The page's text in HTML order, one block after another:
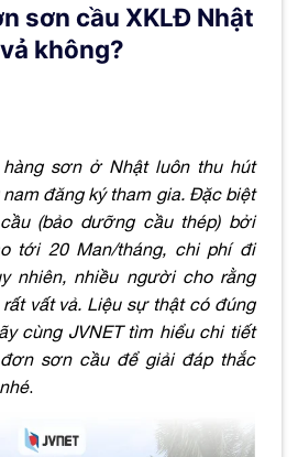
sơn cầu XKLĐ Nhật
không?
sơn ở Nhật luôn thu hút
đăng ký tham gia. Đặc biệt
(bảo dưỡng cầu thép) bởi
tới 20 Man/tháng, chi phí đi
nhiên, nhiều người cho rằng
vất vả. Liệu sự thật có đúng
cùng JVNET tìm hiểu chi tiết
sơn cầu để giải đáp thắc
.